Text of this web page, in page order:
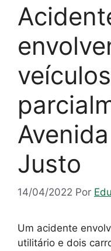
Justo
14/04/2022 Por
Um acidente
utilitário e dois